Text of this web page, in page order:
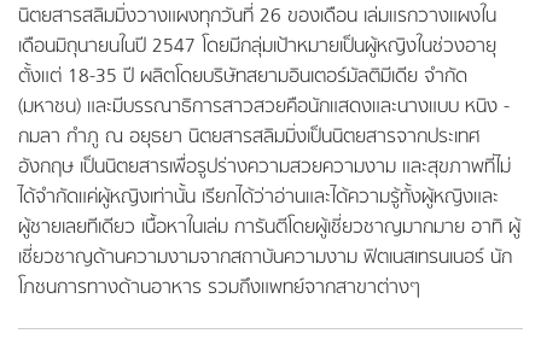
นิตยสารสลิมมิ่งวางแผงทุกวันที่ 26 ของเดือน เล่มแรกวางแผงใน
เดือนมิถุนายนในปี 2547 โดยมีกลุ่มเป้าหมายเป็นผู้หญิงในช่วงอายุ
ตั้งแต่ 18-35 ปี ผลิตโดยบริษัทสยามอินเตอร์มัลติมีเดีย จำกัด
(มหาชน) และมีบรรณาธิการสาวสวยคือนักแสดงและนางแบบ หนิง -
กมลา กำภู ณ อยุธยา นิตยสารสลิมมิ่งเป็นนิตยสารจากประเทศ
อังกฤษ เป็นนิตยสารเพื่อรูปร่างความสวยความงาม และสุขภาพที่ไม่
ได้จำกัดแค่ผู้หญิงเท่านั้น เรียกได้ว่าอ่านและได้ความรู้ทั้งผู้หญิงและ
ผู้ชายเลยทีเดียว เนื้อหาในเล่ม การันตีโดยผู้เชี่ยวชาญมากมาย อาทิ ผู้
เชี่ยวชาญด้านความงามจากสถาบันความงาม ฟิตเนสเทรนเนอร์ นัก
โภชนการทางด้านอาหาร รวมถึงแพทย์จากสาขาต่างๆ